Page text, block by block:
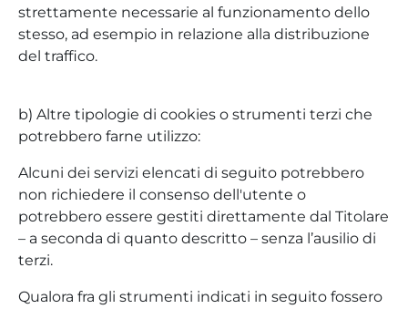
strettamente necessarie al funzionamento dello
stesso, ad esempio in relazione alla distribuzione
del traffico.
b) Altre tipologie di cookies o strumenti terzi che
potrebbero farne utilizzo:
Alcuni dei servizi elencati di seguito potrebbero
non richiedere il consenso dell'utente o
potrebbero essere gestiti direttamente dal Titolare
– a seconda di quanto descritto – senza l’ausilio di
terzi.
Qualora fra gli strumenti indicati in seguito fossero